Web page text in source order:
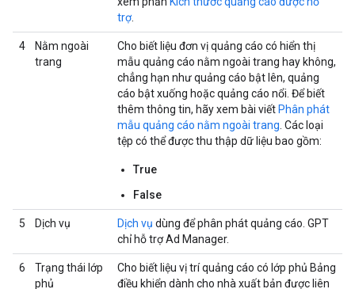
trợ.
4
Nằm ngoài
trang
Cho biết liệu đơn vị quảng cáo có hiển thị
mẫu quảng cáo nằm ngoài trang hay không,
chẳng hạn như quảng cáo bật lên, quảng
cáo bật xuống hoặc quảng cáo nổi. Để biết
thêm thông tin, hãy xem bài viết Phân phát
mẫu quảng cáo nằm ngoài trang . Các loại
tệp có thể được thu thập dữ liệu bao gồm:
True
False
5 Dịch vụ Dịch vụ dùng để phân phát quảng cáo. GPT
chỉ hỗ trợ Ad Manager.
6
Trạng thái lớp
phủ
Cho biết liệu vị trí quảng cáo có lớp phủ Bảng
điều khiển dành cho nhà xuất bản được liên